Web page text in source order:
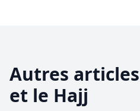
Autres
et le Hajj